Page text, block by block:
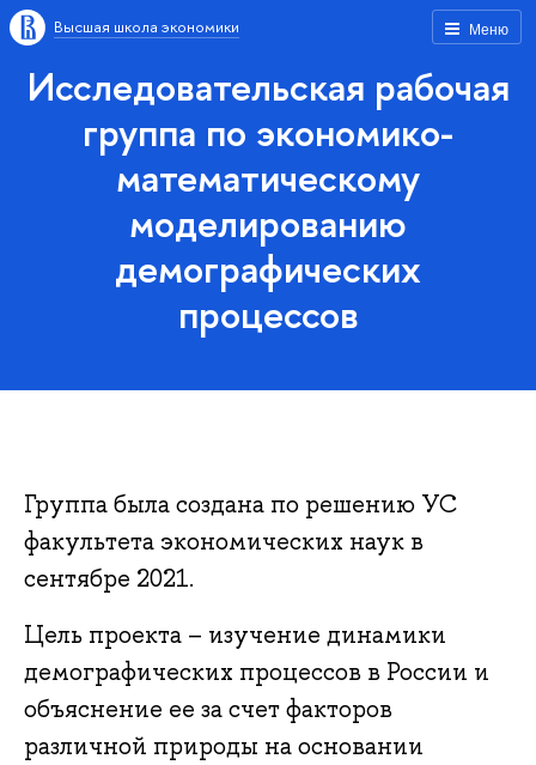
Меню
Высшая школа экономики
Исследовательская рабочая
группа по экономико-
математическому
моделированию
демографических
процессов
Группа была создана по решению УС
факультета экономических наук в
сентябре 2021.
Цель проекта – изучение динамики
демографических процессов в России и
объяснение ее за счет факторов
различной природы на основании